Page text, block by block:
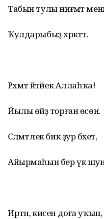
Табын тулы ниғмәт
Ҡулдарыбыҙ хәрәкәттә.
Рәхмәт әйтәйек Аллаһҡа!
Йылы өйҙә торған өсөн.
Сәләмәтлек бик ҙур бәхет,
Айырмаһын бер үк
Иртән, кисен доға уҡып,